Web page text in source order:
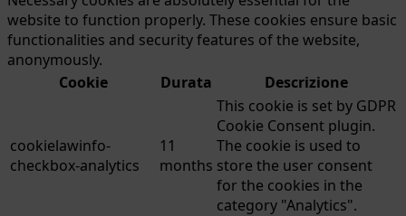
website to function properly. These cookies ensure basic
functionalities and security features of the website,
anonymously.
Cookie
Durata Descrizione
cookielawinfo-
checkbox-analytics
11
months
This cookie is set by GDPR
Cookie Consent plugin.
The cookie is used to
store the user consent
for the cookies in the
category "Analytics".